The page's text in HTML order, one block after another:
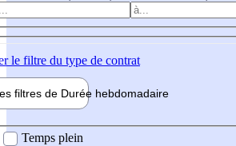
le filtre du type de contrat
filtres de Durée hebdomadaire
Temps plein